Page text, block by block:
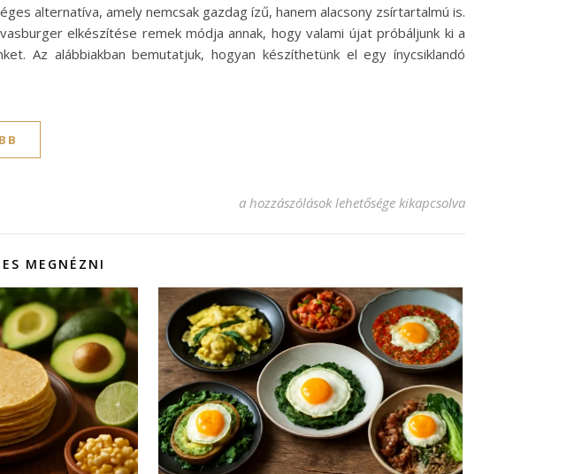
alternatíva, amely nemcsak gazdag ízű, hanem alacsony zsírtartalmú is.
elkészítése remek módja annak, hogy valami újat próbáljunk ki a
Az alábbiakban bemutatjuk, hogyan készíthetünk el egy ínycsiklandó
Szarvas hamburger recept: Ínycsiklandó ízek a
a hozzászólások lehetősége kikapcsolva
MEGNÉZNI